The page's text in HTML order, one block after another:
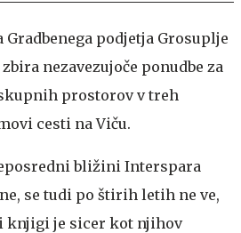
podjetja Grosuplje
zbira nezavezujoče ponudbe za
prostorov v treh
cesti na Viču.
bližini Interspara
se tudi po štirih letih ne ve,
knjigi je sicer kot njihov